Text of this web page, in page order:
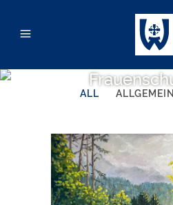
ALL ALLGEMEIN